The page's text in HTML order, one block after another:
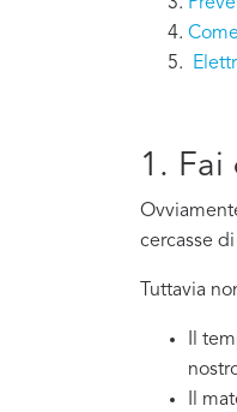
1. Fai
cercasse
Tuttavia
Il
Il